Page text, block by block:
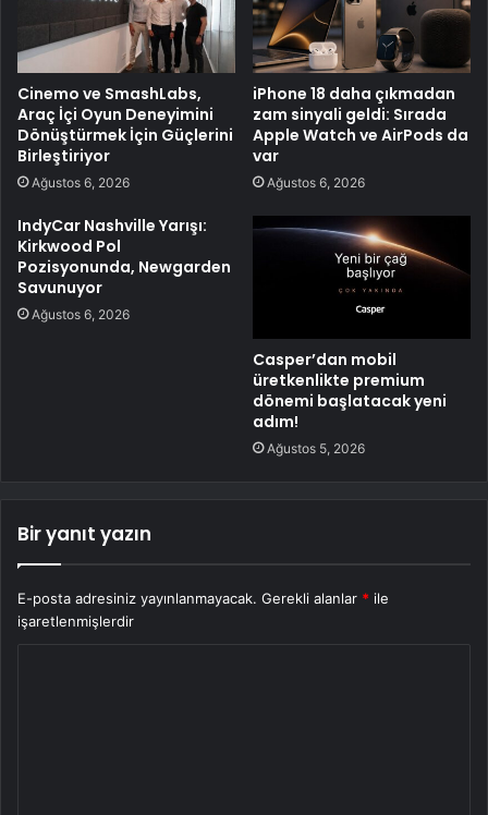
Cinemo ve SmashLabs,
Araç İçi Oyun Deneyimini
Dönüştürmek İçin Güçlerini
Birleştiriyor
Ağustos 6, 2026
iPhone 18 daha çıkmadan
zam sinyali geldi: Sırada
Apple Watch ve AirPods da
var
Ağustos 6, 2026
IndyCar Nashville Yarışı:
Kirkwood Pol
Pozisyonunda, Newgarden
Savunuyor
Ağustos 6, 2026
Casper’dan mobil
üretkenlikte premium
dönemi başlatacak yeni
adım!
Ağustos 5, 2026
Bir yanıt yazın
E-posta adresiniz yayınlanmayacak. Gerekli alanlar * ile
işaretlenmişlerdir